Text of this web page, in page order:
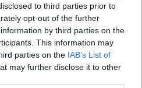
to third parties prior to
opt-out of the further
by third parties on the
This information may
parties on the IAB’s List of
may further disclose it to other
αγοράσετε κάτι μόνο και μόνο για
δεν είστε οι μόνοι. Το «φαινόμενο
αυτή την τάση των
μικρές και σχετικά προσιτές
περιόδους έντονης οικονομικής ή